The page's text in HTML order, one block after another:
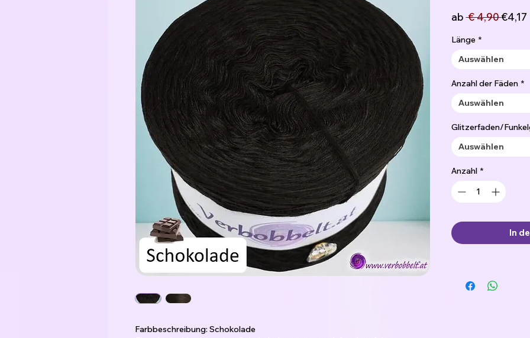
Farbbeschreibung: Schokolade
ab € 4,90 €4,17
Länge *
Auswählen
Anzahl der Fäden *
Auswählen
Glitzerfaden/
Auswählen
Anzahl *
In